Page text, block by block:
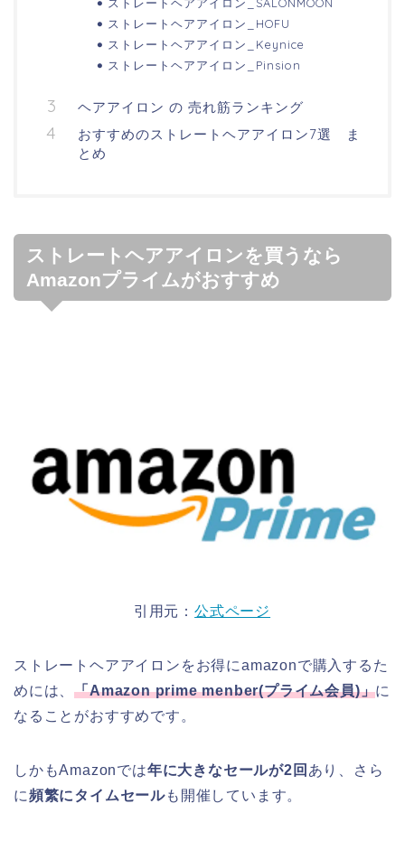
ストレートヘアアイロン_HOFU
ストレートヘアアイロン_Keynice
ストレートヘアアイロン_Pinsion
ヘアアイロン の 売れ筋ランキング
おすすめのストレートヘアアイロン7選 ま
とめ
ストレートヘアアイロンを買うなら
Amazonプライムがおすすめ
引用元：公式ページ
ストレートヘアアイロンをお得にamazonで購入するた
めには、「Amazon prime menber(プライム会員)」に
なることがおすすめです。
しかもAmazonでは年に大きなセールが2回 あり、さら
に頻繁にタイムセールも開催しています。